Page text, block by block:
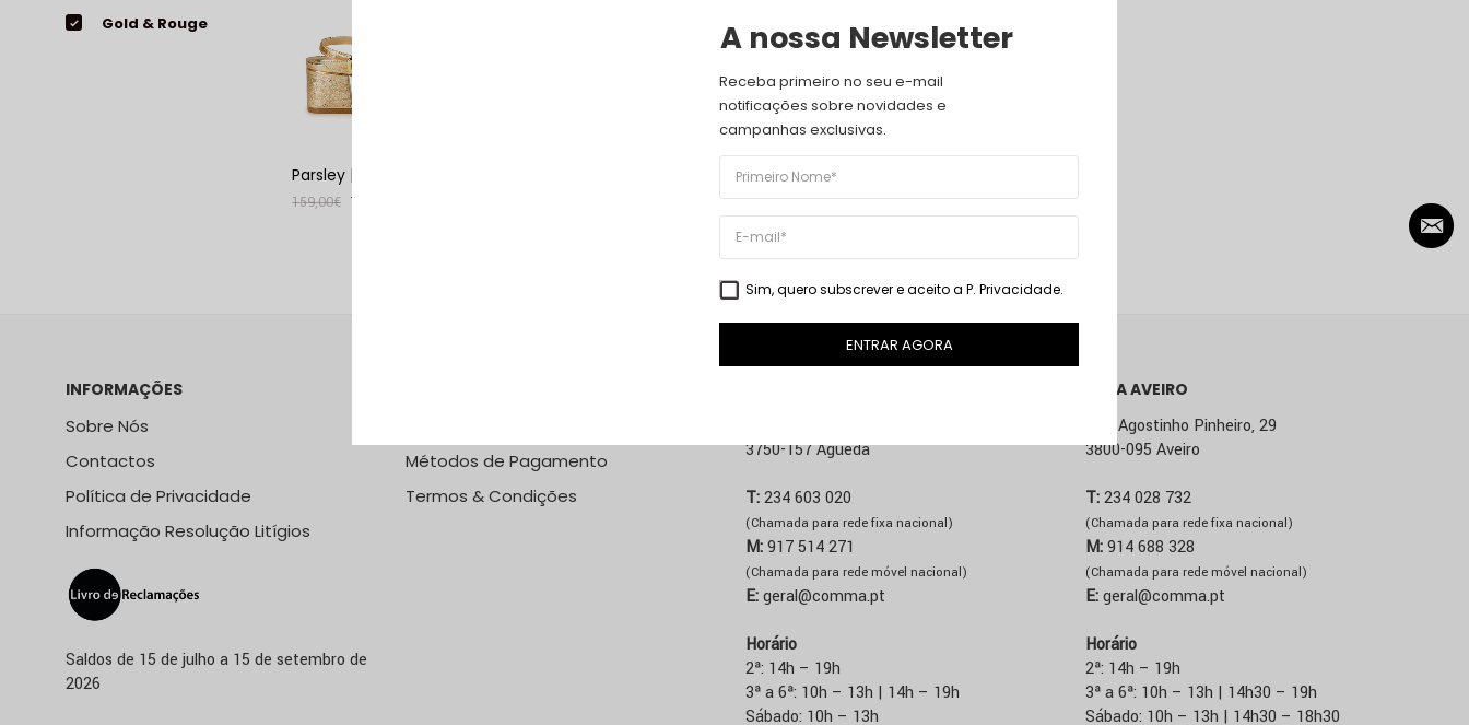
Gold & Rouge
Parsley | Gold&Rouge
159,00€ 79,00
Sunflower | Gold&Rouge
INFORMAÇÕES
Sobre Nós
Contactos
Política de Privacidade
Informação Resolução Litígios
Saldos de 15 de julho a 15 de setembro de
2026
Métodos de Pagamento
Termos & Condições
3750-157 Águeda
T:234 603 020
(Chamada para rede fixa nacional)
M:917 514 271
(Chamada para rede móvel nacional)
E:geral@comma.pt
Horário
2ª: 14h – 19h
3ª a 6ª: 10h – 13h | 14h – 19h
Sábado: 10h – 13h
LOJA AVEIRO
Rua Agostinho Pinheiro, 29
3800-095 Aveiro
T:234 028 732
(Chamada para rede fixa nacional)
M:914 688 328
(Chamada para rede móvel nacional)
E:geral@comma.pt
Horário
2ª: 14h – 19h
3ª a 6ª: 10h – 13h | 14h30 – 19h
Sábado: 10h – 13h | 14h30 – 18h30
A nossa Newsletter
Receba primeiro no seu e-mail
notificações sobre novidades e
campanhas exclusivas.
Sim, quero subscrever e aceito a P. Privacidade.
ENTRAR AGORA